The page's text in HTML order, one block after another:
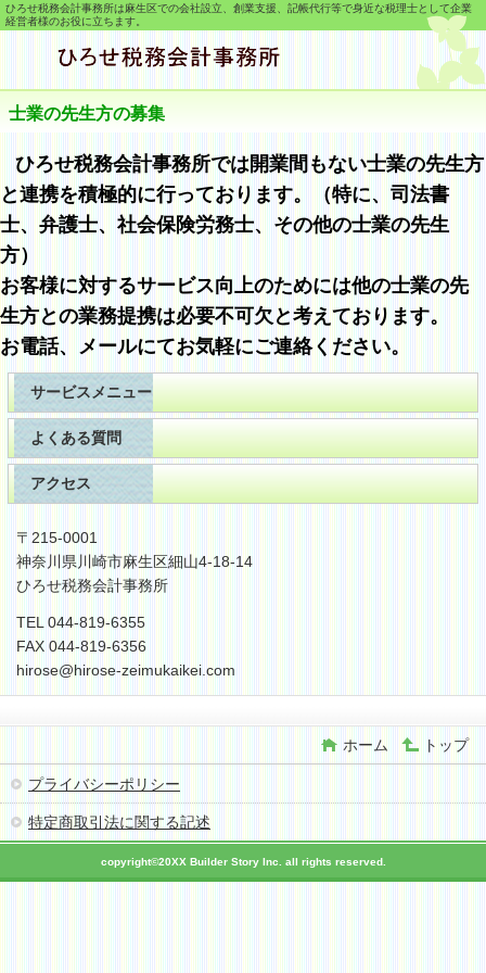
ひろせ税務会計事務所は麻生区での会社設立、創業支援、記帳代行等で身近な税理士として企業
経営者様のお役に立ちます。
士業の先生方の募集
ひろせ税務会計事務所では開業間もない士業の先生方
と連携を積極的に行っております。（特に、司法書
士、弁護士、社会保険労務士、その他の士業の先生
方）
お客様に対するサービス向上のためには他の士業の先
生方との業務提携は必要不可欠と考えております。
お電話、メールにてお気軽にご連絡ください。
サービスメニュー
よくある質問
アクセス
〒215-0001
神奈川県川崎市麻生区細山4-18-14
ひろせ税務会計事務所
TEL 044-819-6355
FAX 044-819-6356
hirose@hirose-zeimukaikei.com
ホーム トップ
プライバシーポリシー
特定商取引法に関する記述
copyright©20XX Builder Story Inc. all rights reserved.